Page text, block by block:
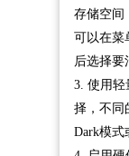
存储空间
可以在菜
后选择要
3. 使用轻
择，不同
Dark模式